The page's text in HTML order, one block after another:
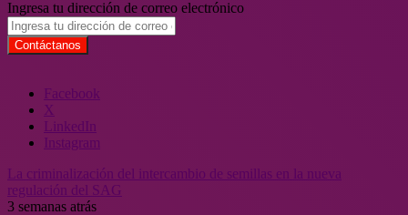
Ingresa tu dirección de correo electrónico
Facebook
X
LinkedIn
Instagram
La criminalización del intercambio de semillas en la nueva
regulación del SAG
3 semanas atrás